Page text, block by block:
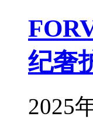
纪奢
2025